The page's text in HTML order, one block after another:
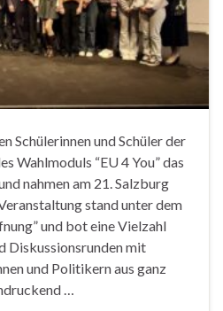
Schülerinnen und Schüler der
Wahlmoduls “EU 4 You” das
nahmen am 21. Salzburg
stand unter dem
und bot eine Vielzahl
Diskussionsrunden mit
und Politikern aus ganz
…